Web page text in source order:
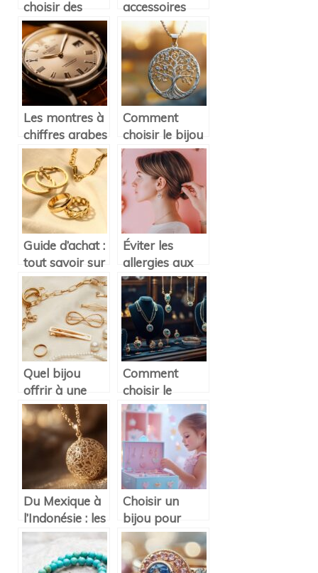
choisir des
piercings de
qualité pour
un look unique
accessoires
inspirés de la
culture viking
pour un style
nordique
authentique
Les montres à
chiffres arabes
: une touche
d’originalité
pour affirmer
votre style
Comment
choisir le bijou
arbre de vie
parfait pour
exprimer votre
spiritualité
Guide d’achat :
tout savoir sur
les bijoux en or
personnalisés
issus du
commerce
équitable
Éviter les
allergies aux
métaux dans
vos bijoux :
astuces et
précautions
Quel bijou
offrir à une
maman et son
enfant ?
Comment
choisir le
cadeau bijoux
femme parfait
pour chaque
occasion
Du Mexique à
l’Indonésie : les
différentes
collections de
bola de
Choisir un
bijou pour
enfant : Le
guide complet
des materiaux